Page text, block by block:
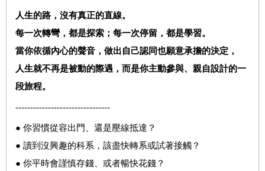
人生的路，沒有真正的直線。
每一次轉彎，都是探索；每一次停留，都是學習。
當你依循內心的聲音，做出自己認同也願意承擔的決定，
人生就不再是被動的際遇，而是你主動參與、親自設計的一
段旅程。
--------------------------------
● 你習慣從容出門、還是壓線抵達？
● 讀到沒興趣的科系，該盡快轉系或試著接觸？
● 你平時會謹慎存錢、或者暢快花錢？